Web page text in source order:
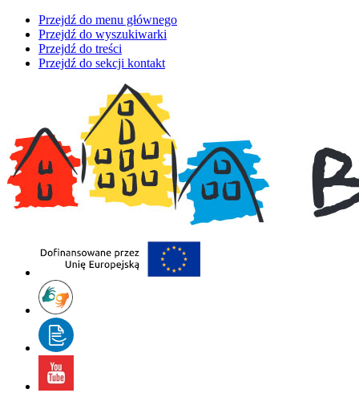
Przejdź do menu głównego
Przejdź do wyszukiwarki
Przejdź do treści
Przejdź do sekcji kontakt